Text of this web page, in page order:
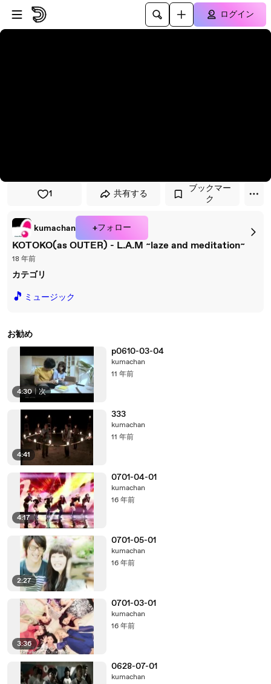
プレイヤーにスキップ
メインコンテンツにスキップ
ログイン
1 共有する
ブックマー
ク
kumachan +フォロー
KOTOKO(as OUTER) - L.A.M ~laze and meditation~
18 年前
カテゴリ
🎵 ミュージック
お勧め
4:30 | 次
p0610-03-04
kumachan
11 年前
4:41
333
kumachan
11 年前
4:17
0701-04-01
kumachan
16 年前
2:27
0701-05-01
kumachan
16 年前
3:36
0701-03-01
kumachan
16 年前
0628-07-01
kumachan